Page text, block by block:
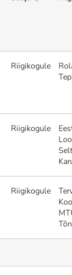
Riigikogule
Riigikogule
Riigikogule